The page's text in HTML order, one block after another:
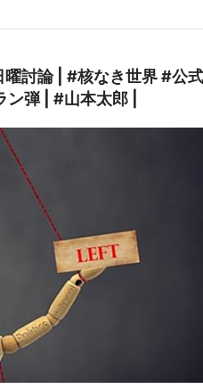
討論 | #核なき世界 #公
弾 | #山本太郎 |